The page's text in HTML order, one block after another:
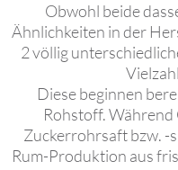
Obwohl beide
Ähnlichkeiten in der
2 völlig
Diese beginnen
Rohstoff. Während
Zuckerrohrsaft bzw. -
Rum-Produktion aus